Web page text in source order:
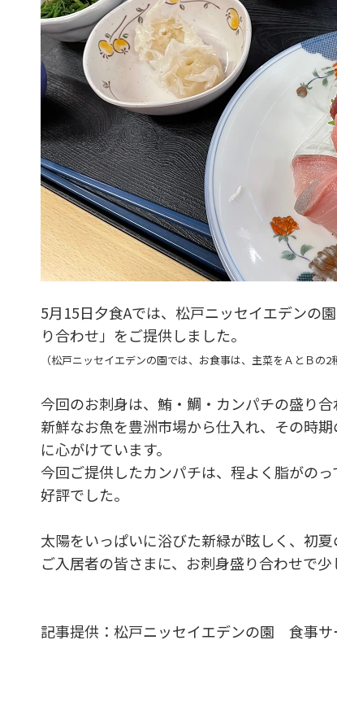
5月15日夕食Aでは、松戸ニッセイエデンの
り合わせ」をご提供しました。
（松戸ニッセイエデンの園では、お食事は、主菜をＡとＢの2
今回のお刺身は、鮪・鯛・カンパチの盛り合
新鮮なお魚を豊洲市場から仕入れ、その時
に心がけています。
今回ご提供したカンパチは、程よく脂がの
好評でした。
太陽をいっぱいに浴びた新緑が眩しく、初
ご入居者の皆さまに、お刺身盛り合わせで
記事提供：松戸ニッセイエデンの園 食事サ